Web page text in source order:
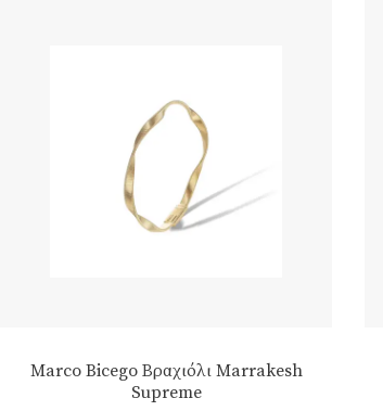
Marco Bicego Βραχιόλι Marrakesh
Supreme